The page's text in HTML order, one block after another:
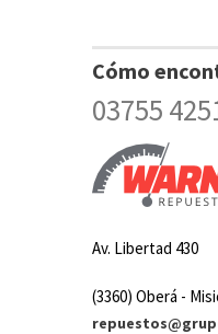
Cómo
03755
Av. Libertad 430
(3360) Oberá -